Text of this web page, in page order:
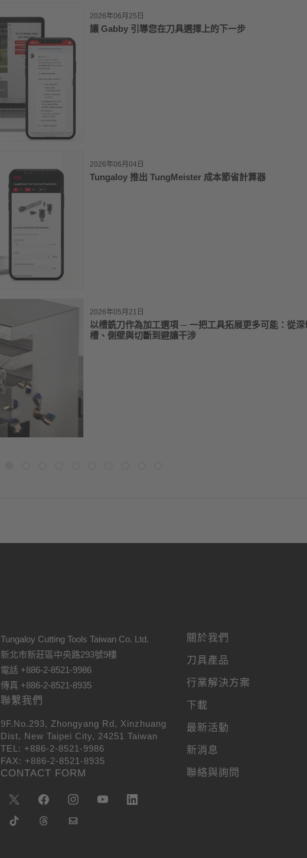
2026年06月25日
讓 Gabby 引導您在刀具選擇上的下一步
2026年06月04日
Tungaloy 推出 TungMeister 成本節省計算器
2026年05月21日
以槽銑刀作為加工選項 ─ 一把工具拓展更多可能：從深
槽、側壁與切斷到避讓干涉
Tungaloy Cutting Tools Taiwan Co. Ltd.
新北市新莊區中央路293號9樓
電話 +886-2-8521-9986
傳真 +886-2-8521-8935
聯繫我們
9F.No.293, Zhongyang Rd, Xinzhuang
Dist, New Taipei City, 24251 Taiwan
TEL: +886-2-8521-9986
FAX: +886-2-8521-8935
CONTACT FORM
關於我們
刀具產品
行業解決方案
下載
最新活動
新消息
聯絡與詢問